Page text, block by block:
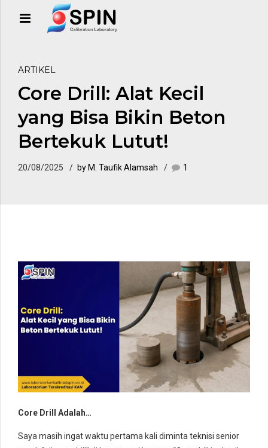
ARTIKEL
Core Drill: Alat Kecil
yang Bisa Bikin Beton
Bertekuk Lutut!
20/08/2025 by M. Taufik Alamsah 1
Core Drill Adalah…
Saya masih ingat waktu pertama kali diminta teknisi senior